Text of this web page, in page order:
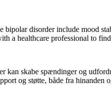
disorder include mood
a healthcare professional to
skabe spændinger og
og støtte, både fra hinanden